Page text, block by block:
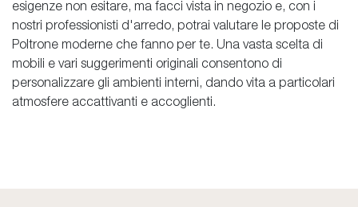
esigenze non esitare, ma facci vista in negozio e, con i
nostri professionisti d'arredo, potrai valutare le proposte di
Poltrone moderne che fanno per te. Una vasta scelta di
mobili e vari suggerimenti originali consentono di
personalizzare gli ambienti interni, dando vita a particolari
atmosfere accattivanti e accoglienti.